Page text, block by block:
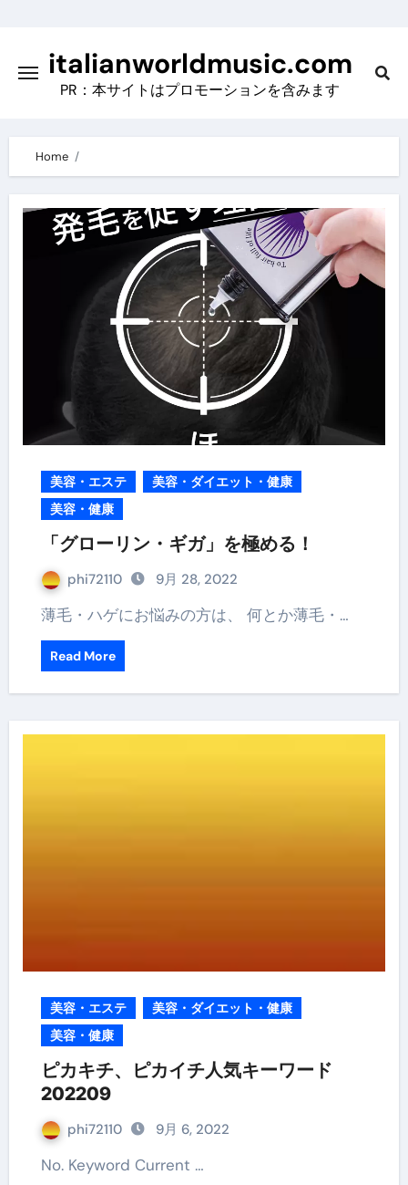
contentitalianworldmusic.com
PR：本サイトはプロモーションを含みます
Home
美容・エステ
美容・ダイエット・健康
美容・健康
「グローリン・ギガ」を極める！
phi72110 9月 28, 2022
薄毛・ハゲにお悩みの方は、 何とか薄毛・…
Read More
美容・エステ
美容・ダイエット・健康
美容・健康
ピカキチ、ピカイチ人気キーワード
202209
phi72110 9月 6, 2022
No. Keyword Current …